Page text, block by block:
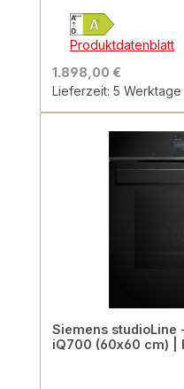
Produktdatenblatt
1.898,00 €
Lieferzeit: 5 Werktage
Siemens studioLine
iQ700 (60x60 cm) |